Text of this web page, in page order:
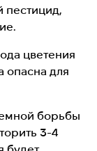
пестицид,
цветения
опасна для
борьбы
3-4